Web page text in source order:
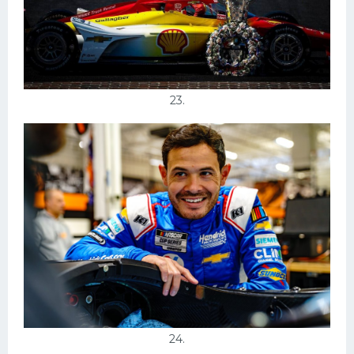
23.
24.